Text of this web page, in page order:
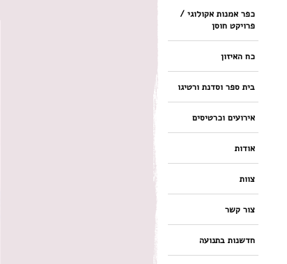
כפר אמנות אקולוגי /
פרויקט חוסן
כח האיזון
בית ספר וסדנת ורטיגו
אירועים וכרטיסים
אודות
צוות
צור קשר
חדשנות בתנועה